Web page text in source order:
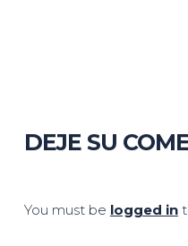
DEJE SU
You must be logged in